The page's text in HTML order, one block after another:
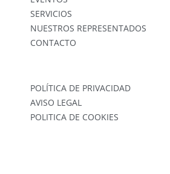
SERVICIOS
NUESTROS REPRESENTADOS
CONTACTO
POLÍTICA DE PRIVACIDAD
AVISO LEGAL
POLITICA DE COOKIES